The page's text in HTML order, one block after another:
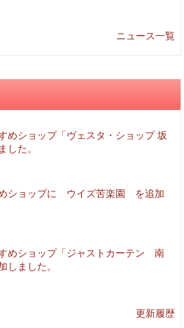
ニュース一覧
めショップ「ヴェスタ・ショップ 坂
した。
ショップに ウイズ苦楽園 を追加
めショップ「ジャストカーテン 南
しました。
更新履歴